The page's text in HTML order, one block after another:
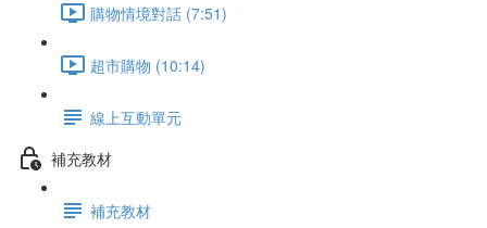
購物情境對話 (7:51)
超市購物 (10:14)
線上互動單元
補充教材
補充教材